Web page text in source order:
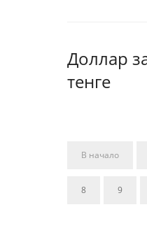
Доллар
тенге
В начало
8 9